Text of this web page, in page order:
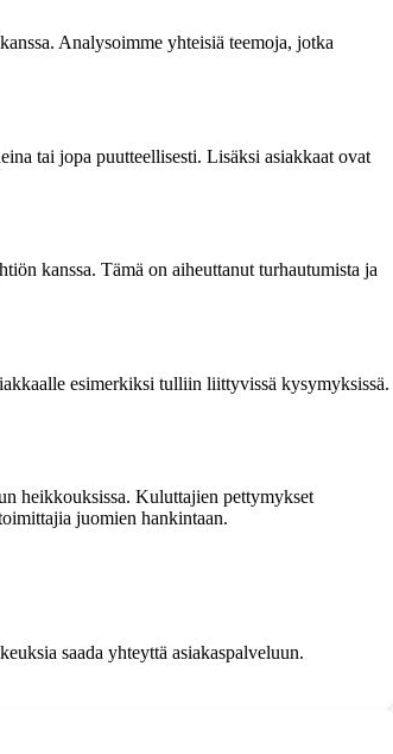
Analysoimme yhteisiä teemoja, jotka
tai jopa puutteellisesti. Lisäksi asiakkaat ovat
kanssa. Tämä on aiheuttanut turhautumista ja
esimerkiksi tulliin liittyvissä kysymyksissä.
heikkouksissa. Kuluttajien pettymykset
juomien hankintaan.
saada yhteyttä asiakaspalveluun.